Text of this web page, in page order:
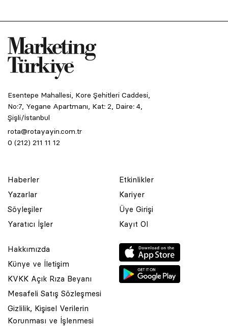
Esentepe Mahallesi, Kore Şehitleri Caddesi,
No:7, Yegane Apartmanı, Kat: 2, Daire: 4,
Şişli/İstanbul
rota@rotayayin.com.tr
0 (212) 211 11 12
Haberler
Yazarlar
Söyleşiler
Yaratıcı İşler
Etkinlikler
Kariyer
Üye Girişi
Kayıt Ol
Hakkımızda
Künye ve İletişim
KVKK Açık Rıza Beyanı
Mesafeli Satış Sözleşmesi
Gizlilik, Kişisel Verilerin
Korunması ve İşlenmesi